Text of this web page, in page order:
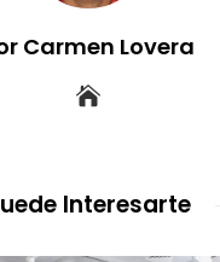
Carmen Lovera
Interesarte